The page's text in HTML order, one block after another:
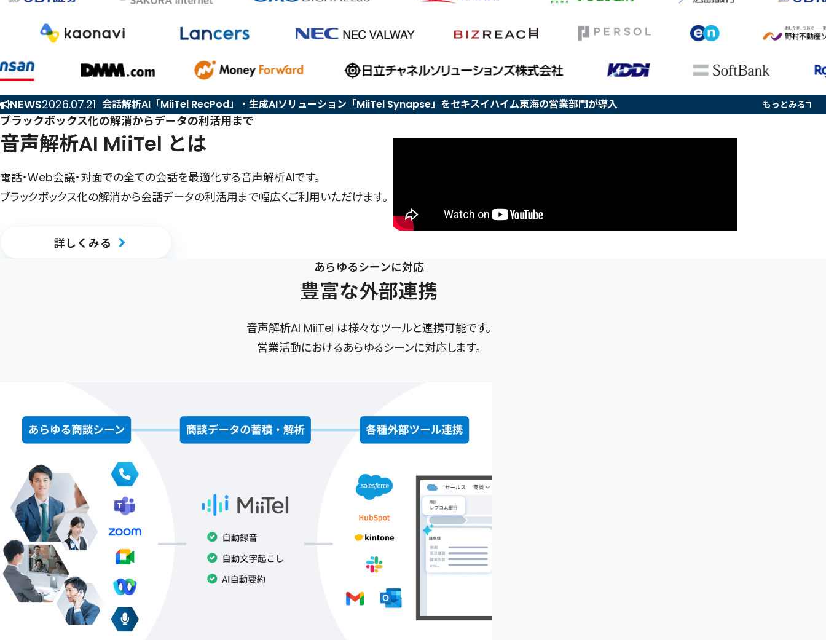
NEWS2026.07.21 会話解析AI「MiiTel RecPod」・生成AIソリューション「MiiTel Synapse」をセキスイハイム東海の営業部門が導入 もっとみる
ブラックボックス化の解消からデータの利活用まで
音声解析AI MiiTel とは
電話・Web会議・対面での全ての会話を最適化する音声解析AIです。
ブラックボックス化の解消から会話データの利活用まで幅広くご利用いただけます。
詳しくみる
あらゆるシーンに対応
豊富な外部連携
音声解析AI MiiTel は様々なツールと連携可能です。
営業活動におけるあらゆるシーンに対応します。